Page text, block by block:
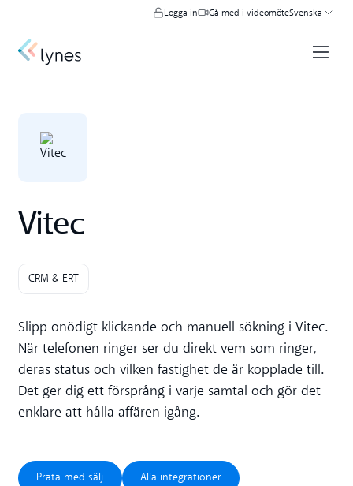
Logga in Gå med i videomöteSvenska
Vitec
CRM & ERT
Slipp onödigt klickande och manuell sökning i Vitec.
När telefonen ringer ser du direkt vem som ringer,
deras status och vilken fastighet de är kopplade till.
Det ger dig ett försprång i varje samtal och gör det
enklare att hålla affären igång.
Prata med sälj
Prata med sälj
Alla integrationer
Alla integrationer